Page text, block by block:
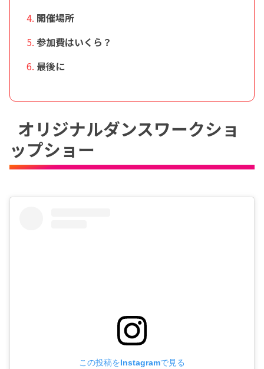
開催場所
参加費はいくら？
最後に
オリジナルダンスワークショ
ップショー
この投稿をInstagramで見る